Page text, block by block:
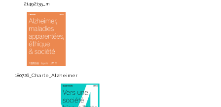
21492135_m
180726_Charte_Alzheimer